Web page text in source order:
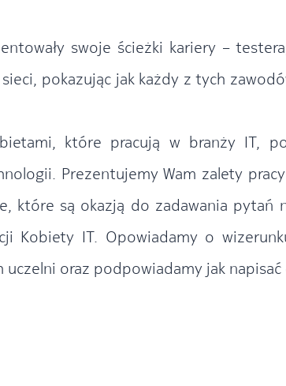
swoje ścieżki kariery –
pokazując jak każdy z tych
które pracują w branży IT,
Prezentujemy Wam zalety
które są okazją do zadawania pytań
Kobiety IT. Opowiadamy o
oraz podpowiadamy jak napisać